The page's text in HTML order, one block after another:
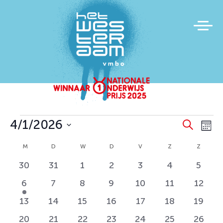
Evenementen Zoeken
4/1/2026
datum.
Kalender
van
Evenementen
M MAANDAG
D DINSDAGW WOENSDAG
D DONDERDAG
V VRIJDAGZ ZATERDAG
Z
0
evenementen
30
0
evenementen
31
0
evenementen
1
0
evenementen
2
0
evenementen
3
0
4
0
5
1
evenement
6
0
evenementen
7
0
evenementen
8
0
evenementen
9
0
evenementen
10
0
evenementen
11
0
12
0
evenementen
13
0
evenementen
14
0
evenementen
15
0
evenementen
16
0
evenementen
17
0
evenementen
18
0
19
1
20
1
21
1
22
1
23
1
24
1
25
1
26